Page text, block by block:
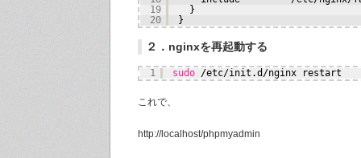
19
20
}
}
２．nginxを再起動する
1 sudo /etc/init .d /nginx restart
これで、
http://localhost/phpmyadmin